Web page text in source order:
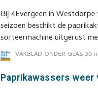
Bij 4Evergeen in
seizoen beschikt de
sorteermachine uitgerust
VAKBLAD ONDER GLAS 30
Paprikawassers weer